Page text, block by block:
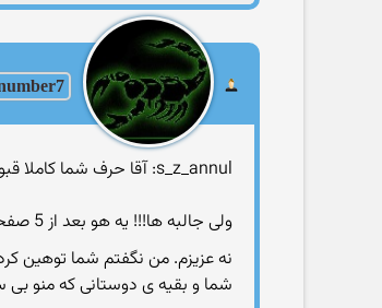
s_z_annul: آقا حرف شما کاملا قبول و مورد پذیرشه
ولی جالبه ها!!! یه هو بعد از 5 صفحه بحث یادت افتاد من اون اول یه توهینی کردم
نه عزیزم. من نگفتم شما توهین
شما و بقیه ی دوستانی كه منو